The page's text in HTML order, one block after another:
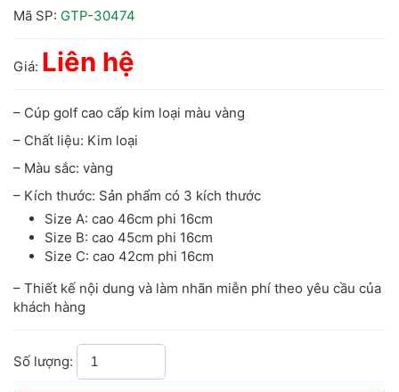
Mã SP: GTP-30474
Giá: Liên hệ
– Cúp golf cao cấp kim loại màu vàng
– Chất liệu: Kim loại
– Màu sắc: vàng
– Kích thước: Sản phẩm có 3 kích thước
Size A: cao 46cm phi 16cm
Size B: cao 45cm phi 16cm
Size C: cao 42cm phi 16cm
– Thiết kế nội dung và làm nhãn miễn phí theo yêu cầu của
khách hàng
Số lượng: